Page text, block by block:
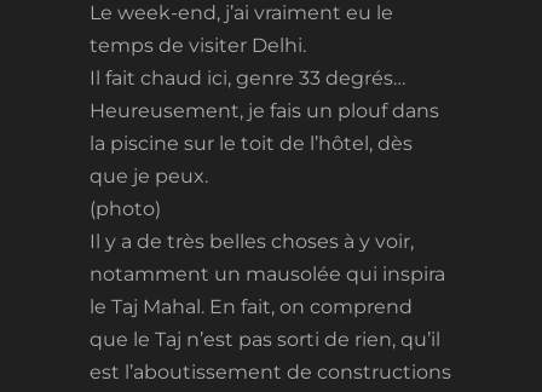
Le week-end, j’ai vraiment eu le
temps de visiter Delhi.
Il fait chaud ici, genre 33 degrés…
Heureusement, je fais un plouf dans
la piscine sur le toit de l’hôtel, dès
que je peux.
(photo)
Il y a de très belles choses à y voir,
notamment un mausolée qui inspira
le Taj Mahal. En fait, on comprend
que le Taj n’est pas sorti de rien, qu’il
est l’aboutissement de constructions